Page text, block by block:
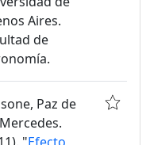
Aires.
de
Paz de